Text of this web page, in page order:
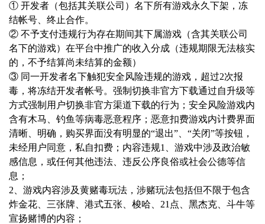
① 开发者（包括其关联公司）名下所有游戏永久下架，冻
结帐号、终止合作。
② 不予支付违规行为存在期间其下属游戏（含其关联公司
名下的游戏）在平台中推广的收入分成（违规期限无法核实
的，不予结算尚未结算的金额）
③ 同一开发者名下触犯安全风险违规的游戏，超过2次报
毒，将冻结开发者帐号。 强制切换非官方下载通过自升级等
方式强制用户切换非官方渠道下载的行为； 安全风险游戏内
含有木马、钓鱼等病毒恶意程序； 恶意扣费游戏内计费界面
清晰、明确，购买界面没有明显的“退出”、“关闭”等按钮，
未经用户同意，私自扣费； 内容违规1、游戏中涉及政治敏
感信息，或任何其他违法、违反公序良俗或社会公德等信
息；
2、游戏内容涉及黄赌毒玩法，涉赌玩法包括但不限于包含
炸金花、三张牌、港式五张、梭哈、21点、黑杰克、斗牛等
宣扬赌博的内容；